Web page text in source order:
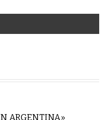
ARGENTINA»